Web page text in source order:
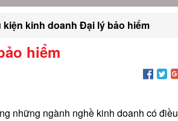
kiện kinh doanh Đại lý bảo hiểm
hiểm
những ngành nghề kinh doanh có điều